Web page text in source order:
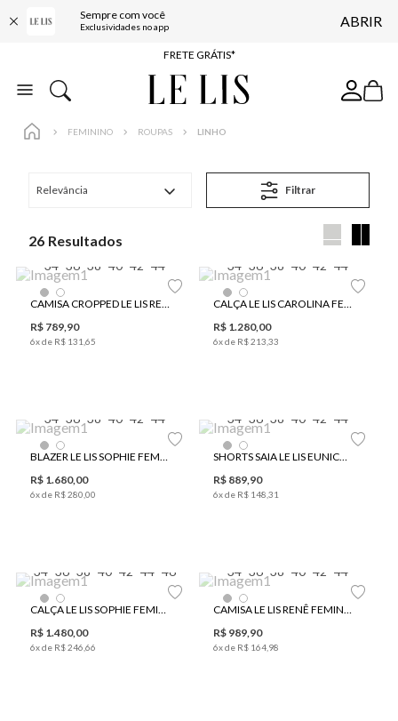
Sempre com você
Exclusividades no app ABRIR
ENTREGA EXPRESSA*
FRETE GRÁTIS*
BAIXE O APP
FEMININO ROUPAS LINHO
Relevância Filtrar
26
34 36 38 40 42 44
CAMISA CROPPED LE LIS RENÊ FEMININA
R$ 789,90
6x de R$ 131 65
34 36 38 40 42 44
CALÇA LE LIS CAROLINA FEMININA
R$ 1.280,00
6x de R$213 33
34 36 38 40 42 44
BLAZER LE LIS SOPHIE FEMININO
R$ 1.680,00
6x de R$280 00
34 36 38 40 42 44
SHORTS SAIA LE LIS EUNICE FEMININO
R$ 889,90
6x de R$ 148 31
34 36 38 40 42 44 46
CALÇA LE LIS SOPHIE FEMININA
R$ 1.480,00
6x de R$246 66
34 36 38 40 42 44
CAMISA LE LIS RENÊ FEMININA
R$ 989,90
6x de R$ 164 98